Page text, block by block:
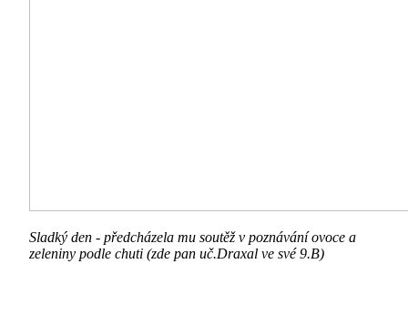
Sladký den - předcházela mu soutěž v poznávání ovoce a
zeleniny podle chuti (zde pan uč.Draxal ve své 9.B)